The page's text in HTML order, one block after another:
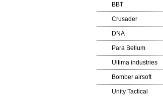
BBT
Crusader
DNA
Para Bellum
Ultima industries
Bomber airsoft
Unity Tactical